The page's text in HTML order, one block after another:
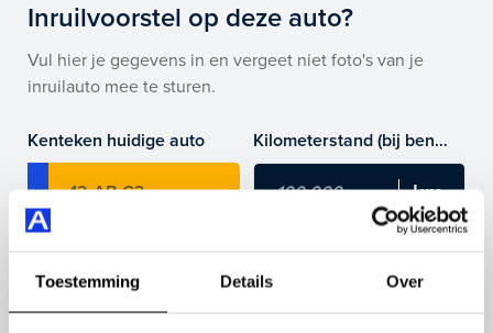
Toestemming Details Over
Inruilvoorstel op deze auto?
Vul hier je gegevens in en vergeet niet foto's van je
inruilauto mee te sturen.
Kenteken huidige auto Kilometerstand (bij benadering)
Inruilvoorstel aanvragen